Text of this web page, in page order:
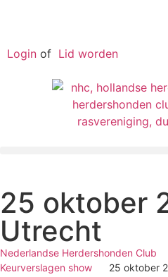
Login of Lid worden
25 oktober
Utrecht
Nederlandse Herdershonden Club
Keurverslagen show
25 oktober